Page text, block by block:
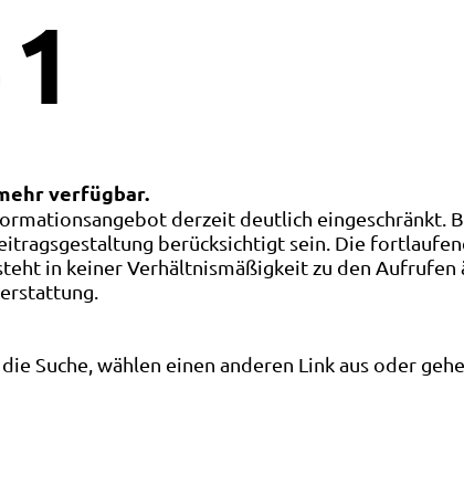
1
verfügbar.
derzeit deutlich eingeschränkt.
berücksichtigt sein. Die
in keiner Verhältnismäßigkeit zu den Aufrufen
Suche, wählen einen anderen Link aus oder